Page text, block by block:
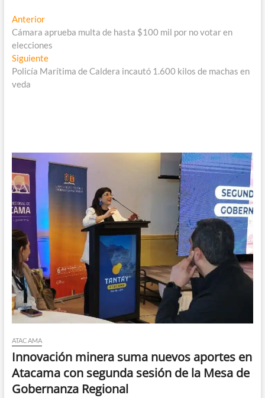
Navegación
de
entradas
AnteriorEntrada
anterior:
Cámara aprueba multa de hasta $100 mil por no votar en
elecciones
SiguienteEntrada
siguiente:
Policía Marítima de Caldera incautó 1.600 kilos de machas en
veda
ATACAMA
Innovación minera suma nuevos aportes en
Atacama con segunda sesión de la Mesa de
Gobernanza Regional